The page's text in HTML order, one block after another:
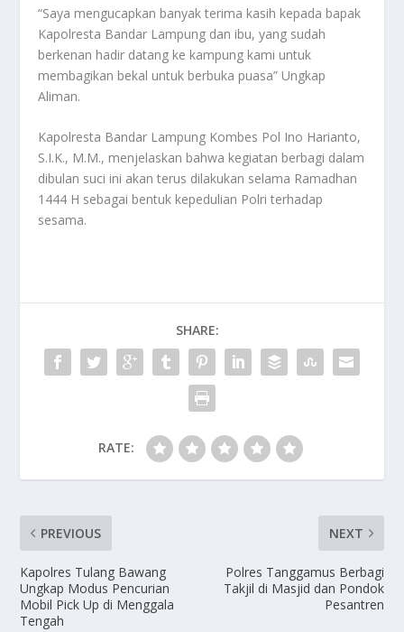
“Saya mengucapkan banyak terima kasih kepada bapak
Kapolresta Bandar Lampung dan ibu, yang sudah
berkenan hadir datang ke kampung kami untuk
membagikan bekal untuk berbuka puasa” Ungkap
Aliman.
Kapolresta Bandar Lampung Kombes Pol Ino Harianto,
S.I.K., M.M., menjelaskan bahwa kegiatan berbagi dalam
dibulan suci ini akan terus dilakukan selama Ramadhan
1444 H sebagai bentuk kepedulian Polri terhadap
sesama.
SHARE:
RATE:
PREVIOUS
Kapolres Tulang Bawang
Ungkap Modus Pencurian
Mobil Pick Up di Menggala
Tengah
NEXT
Polres Tanggamus Berbagi
Takjil di Masjid dan Pondok
Pesantren